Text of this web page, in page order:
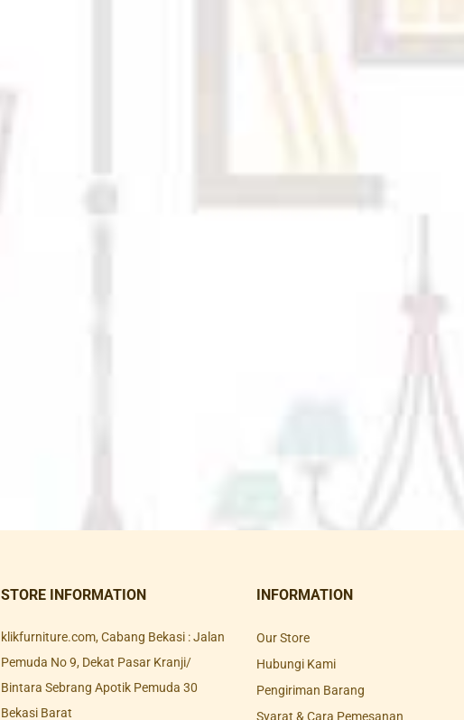
STORE INFORMATION
klikfurniture.com, Cabang Bekasi : Jalan
Pemuda No 9, Dekat Pasar Kranji/
Bintara Sebrang Apotik Pemuda 30
Bekasi Barat
INFORMATION
Our Store
Hubungi Kami
Pengiriman Barang
Syarat & Cara Pemesanan